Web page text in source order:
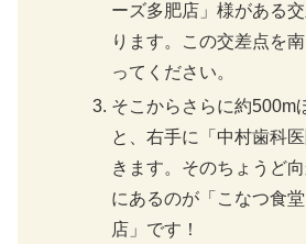
ーズ多肥店」様がある
ります。この交差点を
ってください。
そこからさらに約500m
と、右手に「中村歯科
きます。そのちょうど向
にあるのが「こなつ食
店」です！